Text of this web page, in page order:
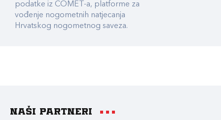
podatke iz COMET-a, platforme za
vođenje nogometnih natjecanja
Hrvatskog nogometnog saveza.
Naši partneri